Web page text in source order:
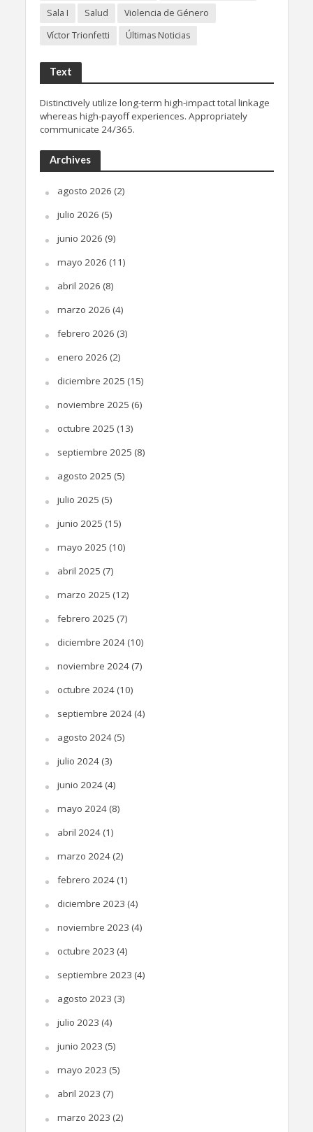
Sala I
Salud
Violencia de Género
Víctor Trionfetti
Últimas Noticias
Text
Distinctively utilize long-term high-impact total linkage
whereas high-payoff experiences. Appropriately
communicate 24/365.
Archives
agosto 2026 (2)
julio 2026 (5)
junio 2026 (9)
mayo 2026 (11)
abril 2026 (8)
marzo 2026 (4)
febrero 2026 (3)
enero 2026 (2)
diciembre 2025 (15)
noviembre 2025 (6)
octubre 2025 (13)
septiembre 2025 (8)
agosto 2025 (5)
julio 2025 (5)
junio 2025 (15)
mayo 2025 (10)
abril 2025 (7)
marzo 2025 (12)
febrero 2025 (7)
diciembre 2024(10)
noviembre 2024(7)
octubre 2024(10)
septiembre 2024(4)
agosto 2024(5)
julio 2024(3)
junio 2024(4)
mayo 2024(8)
abril 2024(1)
marzo 2024(2)
febrero 2024(1)
diciembre 2023 (4)
noviembre 2023 (4)
octubre 2023 (4)
septiembre 2023 (4)
agosto 2023 (3)
julio 2023 (4)
junio 2023 (5)
mayo 2023 (5)
abril 2023 (7)
marzo 2023 (2)